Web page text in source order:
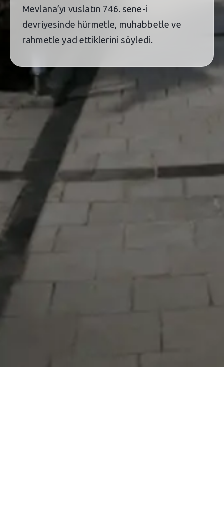
Mevlana’yı vuslatın 746. sene-i
devriyesinde hürmetle, muhabbetle ve
rahmetle yad ettiklerini söyledi.